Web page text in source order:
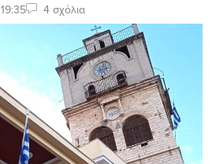
19:35 4 σχόλια